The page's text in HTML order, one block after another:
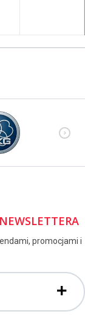
NEWSLETTERA
promocjami i